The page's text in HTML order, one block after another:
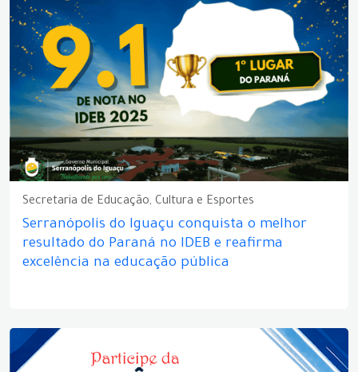
Secretaria de Educação, Cultura e Esportes
Serranópolis do Iguaçu conquista o melhor
resultado do Paraná no IDEB e reafirma
excelência na educação pública